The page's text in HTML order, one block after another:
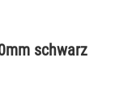
schwarz